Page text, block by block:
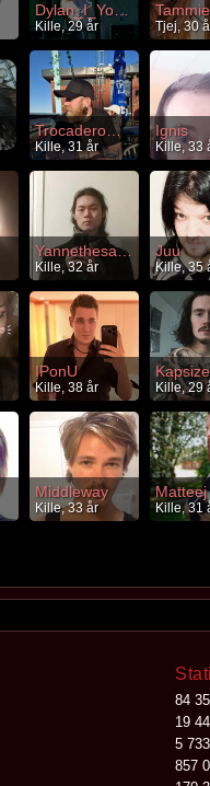
Dylan_I_Youngblood
Kille, 29 år
Tammie
Tjej, 30
Trocaderomixer
Kille, 31 år
Ignis
Kille, 33
Yannethesaftig
Kille, 32 år
Juu
Kille, 35
IPonU
Kille, 38 år Kille, 29
Middleway
Kille, 33 år
Matteej
Kille, 31
84
19
5
857